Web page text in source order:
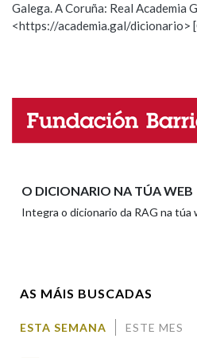
OUTRAS OPCIÓNS DE
Pertence a
Observación Hai un
Propoño mellorar a definición
Nome
Galega. A Coruña: Real Academia
<https://academia.gal/dicionario>
O DICIONARIO NA TÚA WEB
Integra o dicionario da RAG na túa
AS MÁIS BUSCADAS
ESTA SEMANA ESTE MES